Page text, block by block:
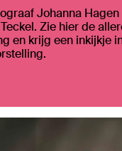
Johanna
Zie hier de
en krijg een inkijkje